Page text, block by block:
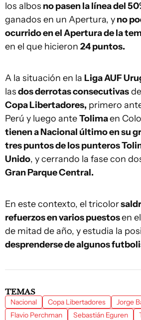
los albos no pasen la línea del
ganados en un Apertura, yno
ocurrido en el Apertura de la
en el que hicieron 24 puntos.
A la situación en la Liga AUF
lasdos derrotas consecutivas
Copa Libertadores, primero
Perú y luego anteTolimaen
tienen a Nacional último en su
tres puntos de los punteros
Unido, y cerrando la fase con
Gran Parque Central.
En este contexto, el tricolor
refuerzos en varios puestosen
de mitad de año, y estudia la
desprenderse de algunos
TEMAS
Nacional Copa Libertadores
Jorge
Flavio Perchman
Sebastián Eguren